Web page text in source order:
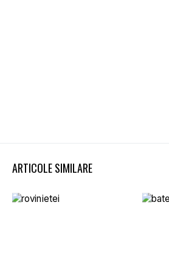
ARTICOLE SIMILARE